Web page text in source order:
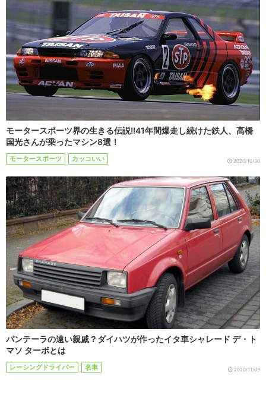
モータースポーツ界の生きる伝説!!41年間爆走し続けた鉄人、高橋
国光さんが乗ったマシン8選！
モータースポーツ カッコいい 2020/10/30
パンテーラの遠い親戚？ダイハツが作ったイタ車シャレード デ・ト
マソ ターボとは
レーシングドライバー 名車 2020/11/09